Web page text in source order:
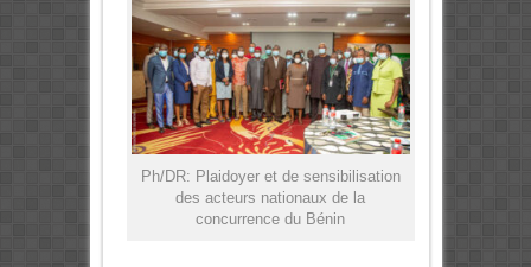
Ph/DR: Plaidoyer et de sensibilisation
des acteurs nationaux de la
concurrence du Bénin